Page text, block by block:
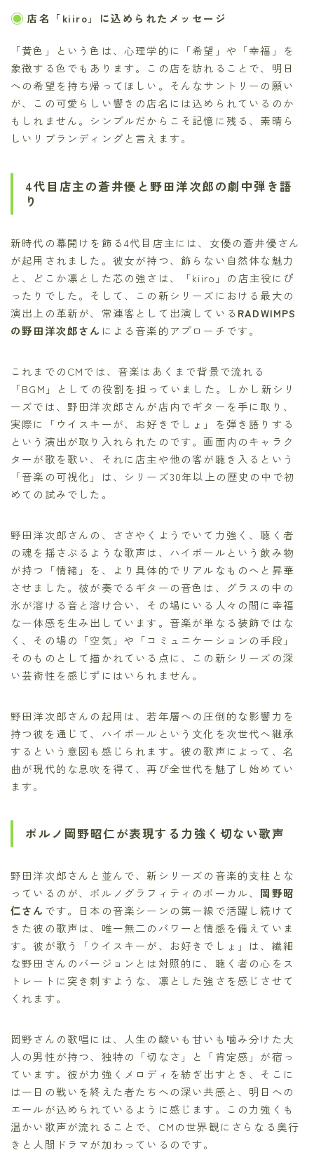
店名「kiiro」に込められたメッセージ
「黄色」という色は、心理学的に「希望」や「幸福」を
象徴する色でもあります。この店を訪れることで、明日
への希望を持ち帰ってほしい。そんなサントリーの願い
が、この可愛らしい響きの店名には込められているのか
もしれません。シンプルだからこそ記憶に残る、素晴ら
しいリブランディングと言えます。
4代目店主の蒼井優と野田洋次郎の劇中弾き語
り
新時代の幕開けを飾る4代目店主には、女優の蒼井優さん
が起用されました。彼女が持つ、飾らない自然体な魅力
と、どこか凛とした芯の強さは、「kiiro」の店主役にぴ
ったりでした。そして、この新シリーズにおける最大の
演出上の革新が、常連客として出演している RADWIMPS
の野田洋次郎さん による音楽的アプローチです。
これまでのCMでは、音楽はあくまで背景で流れる
「BGM」としての役割を担っていました。しかし新シリ
ーズでは、野田洋次郎さんが店内でギターを手に取り、
実際に「ウイスキーが、お好きでしょ」を弾き語りする
という演出が取り入れられたのです。画面内のキャラク
ターが歌を歌い、それに店主や他の客が聴き入るという
「音楽の可視化」は、シリーズ30年以上の歴史の中で初
めての試みでした。
野田洋次郎さんの、ささやくようでいて力強く、聴く者
の魂を揺さぶるような歌声は、ハイボールという飲み物
が持つ「情緒」を、より具体的でリアルなものへと昇華
させました。彼が奏でるギターの音色は、グラスの中の
氷が溶ける音と溶け合い、その場にいる人々の間に幸福
な一体感を生み出しています。音楽が単なる装飾ではな
く、その場の「空気」や「コミュニケーションの手段」
そのものとして描かれている点に、この新シリーズの深
い芸術性を感じずにはいられません。
野田洋次郎さんの起用は、若年層への圧倒的な影響力を
持つ彼を通じて、ハイボールという文化を次世代へ継承
するという意図も感じられます。彼の歌声によって、名
曲が現代的な息吹を得て、再び全世代を魅了し始めてい
ます。
ポルノ岡野昭仁が表現する力強く切ない歌声
野田洋次郎さんと並んで、新シリーズの音楽的支柱とな
っているのが、ポルノグラフィティのボーカル、 岡野昭
仁さん です。日本の音楽シーンの第一線で活躍し続けて
きた彼の歌声は、唯一無二のパワーと情感を備えていま
す。彼が歌う「ウイスキーが、お好きでしょ」は、繊細
な野田さんのバージョンとは対照的に、聴く者の心をス
トレートに突き刺すような、凛とした強さを感じさせて
くれます。
岡野さんの歌唱には、人生の酸いも甘いも噛み分けた大
人の男性が持つ、独特の「切なさ」と「肯定感」が宿っ
ています。彼が力強くメロディを紡ぎ出すとき、そこに
は一日の戦いを終えた者たちへの深い共感と、明日への
エールが込められているように感じます。この力強くも
温かい歌声が流れることで、CMの世界観にさらなる奥行
きと人間ドラマが加わっているのです。